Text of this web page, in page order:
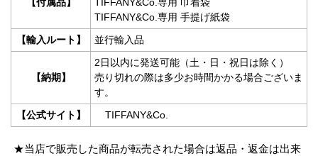
【付属品】
TIFFANY&Co.専用 巾着袋
TIFFANY&Co.専用 手提げ紙袋
【輸入ルート】
並行輸入品
【納期】
2日以内に発送可能（土・日・祝日は除く）
売り切れの際は多少お時間かかる場合ございま
す。
【公式サイト】
TIFFANY&Co.
★当店で販売した商品が転売された場合は返品・返金は出来